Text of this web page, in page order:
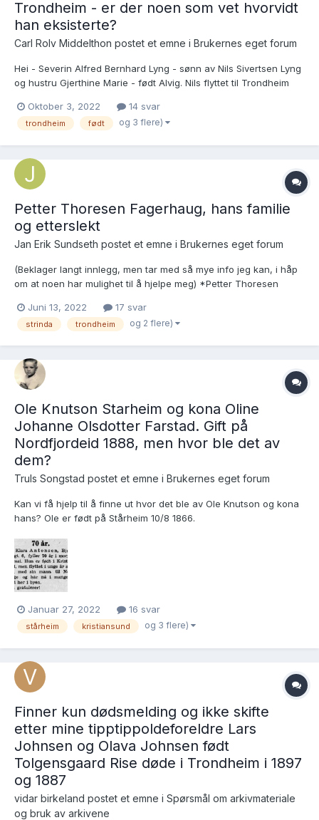
Trondheim - er der noen som vet hvorvidt
han eksisterte?
Carl Rolv Middelthon postet et emne i Brukernes eget forum
Hei - Severin Alfred Bernhard Lyng - sønn av Nils Sivertsen Lyng
og hustru Gjerthine Marie - født Alvig. Nils flyttet til Trondheim
Severin og Gjerthine giftet seg 2. mars 1856 i Trondheim
Domkirke. Jeg er blitt fortalt...
Oktober 3, 2022 14 svar
trondheim født og 3 flere)
Petter Thoresen Fagerhaug, hans familie
og etterslekt
Jan Erik Sundseth postet et emne i Brukernes eget forum
(Beklager langt innlegg, men tar med så mye info jeg kan, i håp
om at noen har mulighet til å hjelpe meg) *Petter Thoresen
av foreldre Thore Larsen Fagerhaug og hustru Mallena Olsdatter
https://www.digitalarkivet.no/...
Juni 13, 2022 17 svar
strinda trondheim og 2 flere)
Ole Knutson Starheim og kona Oline
Johanne Olsdotter Farstad. Gift på
Nordfjordeid 1888, men hvor ble det av
dem?
Truls Songstad postet et emne i Brukernes eget forum
Kan vi få hjelp til å finne ut hvor det ble av Ole Knutson og kona
hans? Ole er født på Stårheim 10/8 1866.
konfirmert der
https://www.digitalarkivet.no/view/279/pk00000000727897 og
gifter seg der 30/1 1888 med Oline Joha...
Januar 27, 2022 16 svar
stårheim kristiansund og 3 flere)
Finner kun dødsmelding og ikke skifte
etter mine tipptippoldeforeldre Lars
Johnsen og Olava Johnsen født
Tolgensgaard Rise døde i Trondheim i 1897
og 1887
vidar birkeland postet et emne i Spørsmål om arkivmateriale
og bruk av arkivene